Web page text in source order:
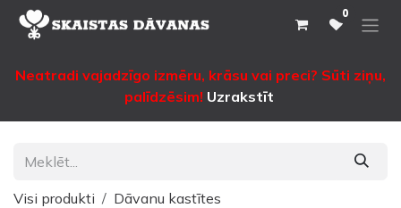
Pāriet pie satura 0
Neatradi vajadzīgo izmēru, krāsu vai preci? Sūti ziņu,
palīdzēsim! Uzrakstīt
Visi produkti
Dāvanu kastītes